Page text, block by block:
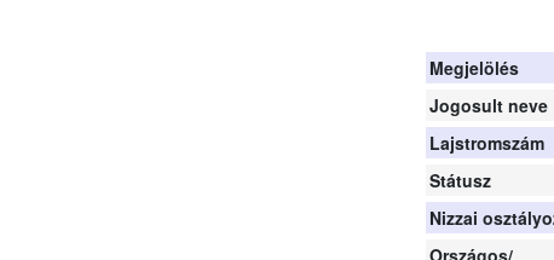
Megjelölés
Jogosult neve
Lajstromszám
Státusz
Nizzai